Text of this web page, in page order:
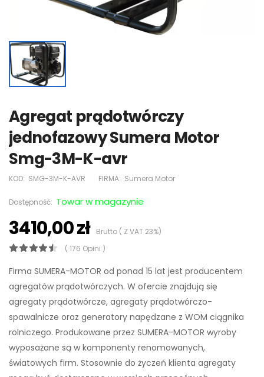
Agregat prądotwórczy
jednofazowy Sumera Motor
Smg-3M-K-avr
KOD: SMG-3M-K-AVR FIRMA: Sumera Motor
Dostępność: Towar w magazynie
3410,00 złBrutto ( Z VAT 23%)
( 176 Opini )
Firma SUMERA-MOTOR od ponad 15 lat jest producentem
agregatów prądotwórczych. W ofercie znajdują się
agregaty prądotwórcze, agregaty prądotwórczo-
spawalnicze oraz generatory napędzane z WOM ciągnika
rolniczego. Produkowane przez SUMERA-MOTOR wyroby
wyposażane są w komponenty renomowanych,
światowych firm. Stosownie do życzeń klienta agregaty